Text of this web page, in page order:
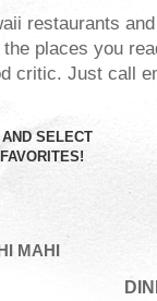
restaurants
places you
critic. Just call
SELECT
MAHI